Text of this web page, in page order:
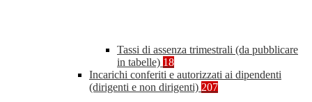
Tassi di assenza trimestrali (da pubblicare
in tabelle) 18
Incarichi conferiti e autorizzati ai dipendenti
(dirigenti e non dirigenti) 207